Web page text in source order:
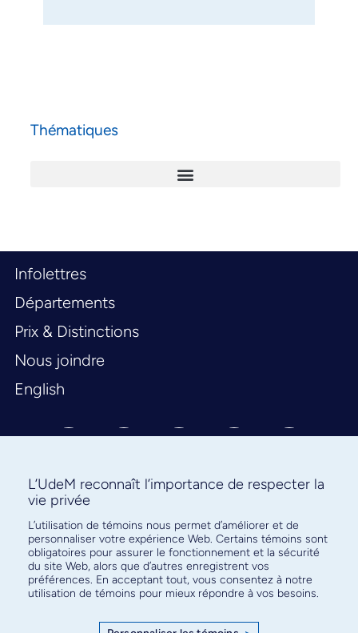
Thématiques
Infolettres
Départements
Prix & Distinctions
Nous joindre
English
Abonnez-vous à notre infolettre
pour connaître l’actualité facultaire
L’UdeM reconnaît l’importance de respecter la
vie privée
L’utilisation de témoins nous permet d’améliorer et de
personnaliser votre expérience Web. Certains témoins sont
obligatoires pour assurer le fonctionnement et la sécurité
du site Web, alors que d’autres enregistrent vos
préférences. En acceptant tout, vous consentez à notre
utilisation de témoins pour mieux répondre à vos besoins.